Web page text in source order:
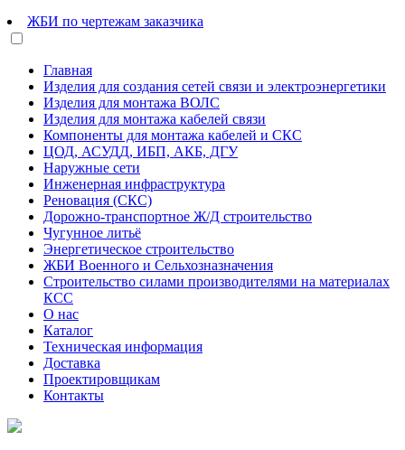
ЖБИ по чертежам заказчика
Главная
Изделия для создания сетей связи и электроэнергетики
Изделия для монтажа ВОЛС
Изделия для монтажа кабелей связи
Компоненты для монтажа кабелей и СКС
ЦОД, АСУДД, ИБП, АКБ, ДГУ
Наружные сети
Инженерная инфраструктура
Реновация (СКС)
Дорожно-транспортное Ж/Д строительство
Чугунное литьё
Энергетическое строительство
ЖБИ Военного и Сельхозназначения
Строительство силами производителями на материалах
КСС
О нас
Каталог
Техническая информация
Доставка
Проектировщикам
Контакты